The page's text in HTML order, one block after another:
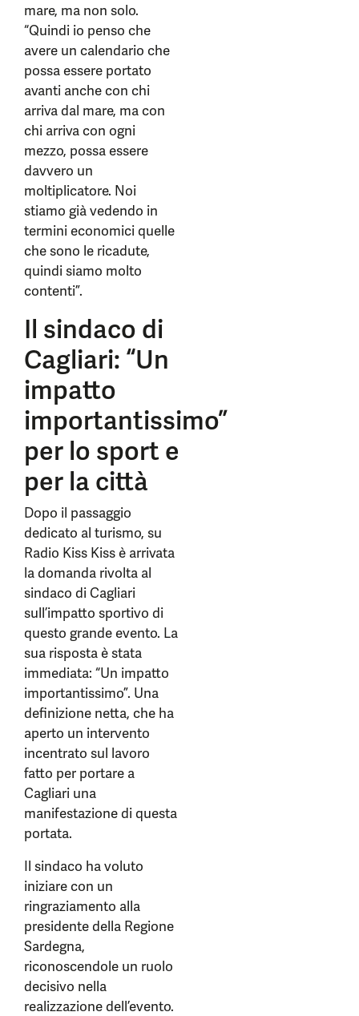
mare, ma non solo.
“Quindi io penso che
avere un calendario che
possa essere portato
avanti anche con chi
arriva dal mare, ma con
chi arriva con ogni
mezzo, possa essere
davvero un
moltiplicatore. Noi
stiamo già vedendo in
termini economici quelle
che sono le ricadute,
quindi siamo molto
contenti”.
Il sindaco di
Cagliari: “Un
impatto
importantissimo”
per lo sport e
per la città
Dopo il passaggio
dedicato al turismo, su
Radio Kiss Kiss è arrivata
la domanda rivolta al
sindaco di Cagliari
sull’impatto sportivo di
questo grande evento. La
sua risposta è stata
immediata: “Un impatto
importantissimo”. Una
definizione netta, che ha
aperto un intervento
incentrato sul lavoro
fatto per portare a
Cagliari una
manifestazione di questa
portata.
Il sindaco ha voluto
iniziare con un
ringraziamento alla
presidente della Regione
Sardegna,
riconoscendole un ruolo
decisivo nella
realizzazione dell’evento.